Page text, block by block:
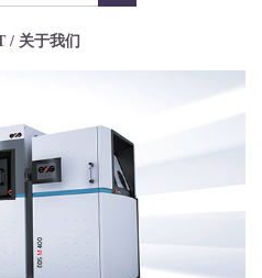
/ 关于我们